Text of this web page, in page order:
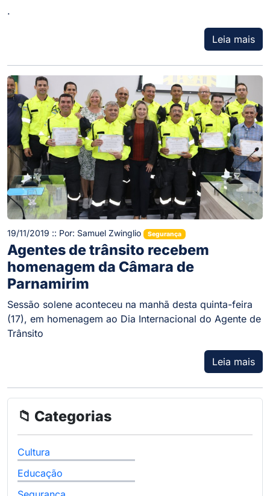
.
Leia mais
19/11/2019 :: Por: Samuel Zwinglio Segurança
Agentes de trânsito recebem
homenagem da Câmara de
Parnamirim
Sessão solene aconteceu na manhã desta quinta-feira
(17), em homenagem ao Dia Internacional do Agente de
Trânsito
Leia mais
📁 Categorias
Cultura
Educação